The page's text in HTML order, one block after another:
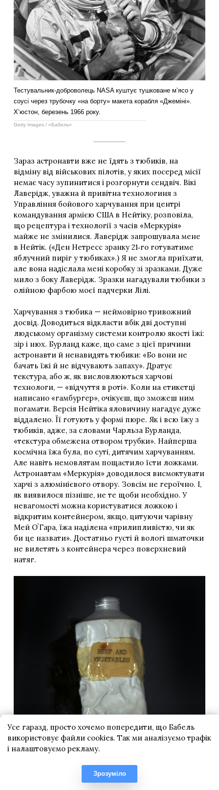
Усе гаразд, просто хочемо попередити, що Бабель
використовує файли cookies. Так ми аналізуємо трафік
і налаштовуємо рекламу.
Зрозуміло